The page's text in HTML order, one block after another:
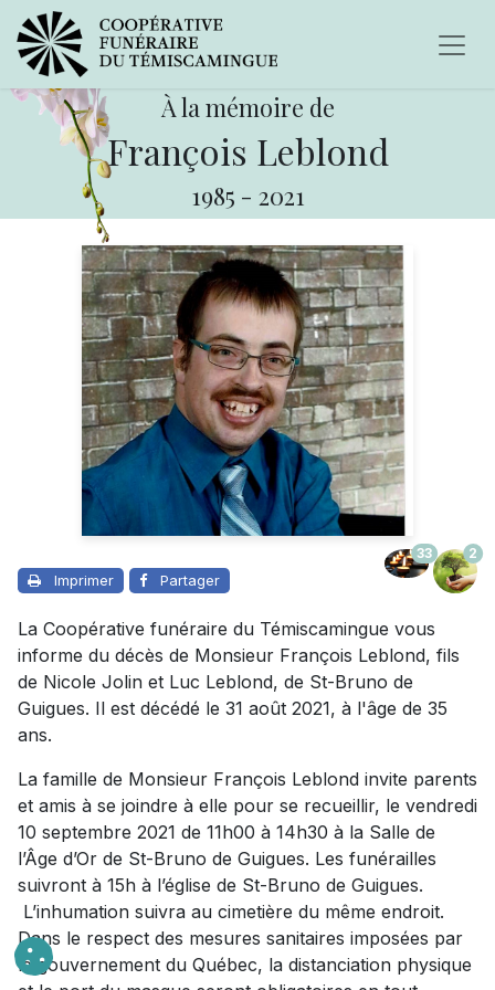
À la mémoire de
François Leblond
1985 - 2021
Imprimer Partager
33 2
La Coopérative funéraire du Témiscamingue vous
informe du décès de Monsieur François Leblond, fils
de Nicole Jolin et Luc Leblond, de St-Bruno de
Guigues. Il est décédé le 31 août 2021, à l'âge de 35
ans.
La famille de Monsieur François Leblond invite parents
et amis à se joindre à elle pour se recueillir, le vendredi
10 septembre 2021 de 11h00 à 14h30 à la Salle de
l’Âge d’Or de St-Bruno de Guigues. Les funérailles
suivront à 15h à l’église de St-Bruno de Guigues.
L’inhumation suivra au cimetière du même endroit.
Dans le respect des mesures sanitaires imposées par
le gouvernement du Québec, la distanciation physique